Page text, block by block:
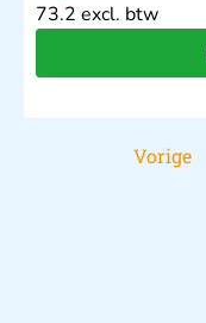
73.2 excl. btw
Vorige